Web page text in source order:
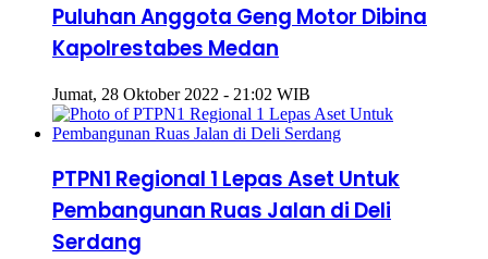
Puluhan Anggota Geng Motor Dibina
Kapolrestabes Medan
Jumat, 28 Oktober 2022 - 21:02 WIB
PTPN1 Regional 1 Lepas Aset Untuk
Pembangunan Ruas Jalan di Deli
Serdang